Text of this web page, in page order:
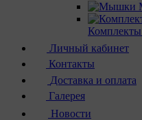
Личный кабинет
Контакты
Доставка и оплата
Галерея
Новости